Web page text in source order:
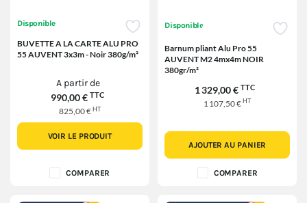
Disponible
BUVETTE A LA CARTE ALU PRO
55 AUVENT 3x3m - Noir 380g/m²
A partir de
990,00 € TTC
825,00 €HT
VOIR LE PRODUIT
COMPARER
Disponible
Barnum pliant Alu Pro 55
AUVENT M2 4mx4m NOIR
380gr/m²
1 329,00 € TTC
1 107,50 €HT
AJOUTER AU PANIER
COMPARER